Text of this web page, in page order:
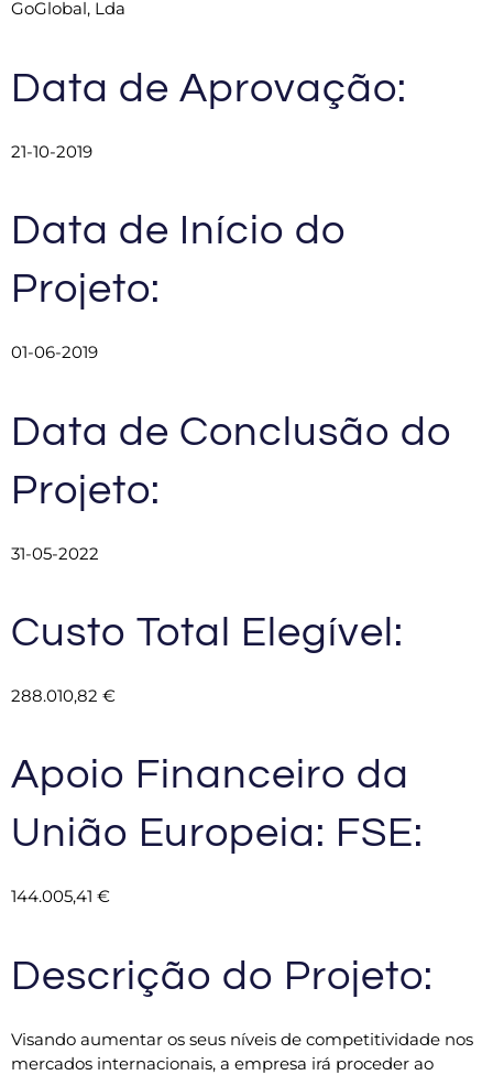
GoGlobal, Lda
Data de Aprovação:
21-10-2019
Data de Início do
Projeto:
01-06-2019
Data de Conclusão do
Projeto:
31-05-2022
Custo Total Elegível:
288.010,82 €
Apoio Financeiro da
União Europeia: FSE:
144.005,41 €
Descrição do Projeto:
Visando aumentar os seus níveis de competitividade nos
mercados internacionais, a empresa irá proceder ao